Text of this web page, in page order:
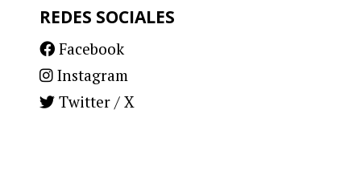
REDES SOCIALES
Facebook
Instagram
Twitter / X